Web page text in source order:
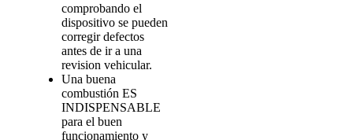
comprobando el
dispositivo se pueden
corregir defectos
antes de ir a una
revision vehicular.
Una buena
combustión ES
INDISPENSABLE
para el buen
funcionamiento y